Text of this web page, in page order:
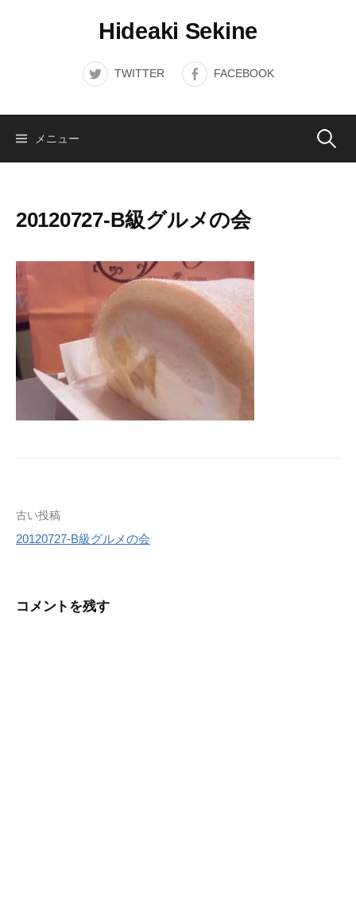
Hideaki Sekine
TWITTER FACEBOOK
メニュー 検
20120727-B級グルメの会
投
稿
ビ
古い投稿
20120727-B級グルメの会
コメントを残す